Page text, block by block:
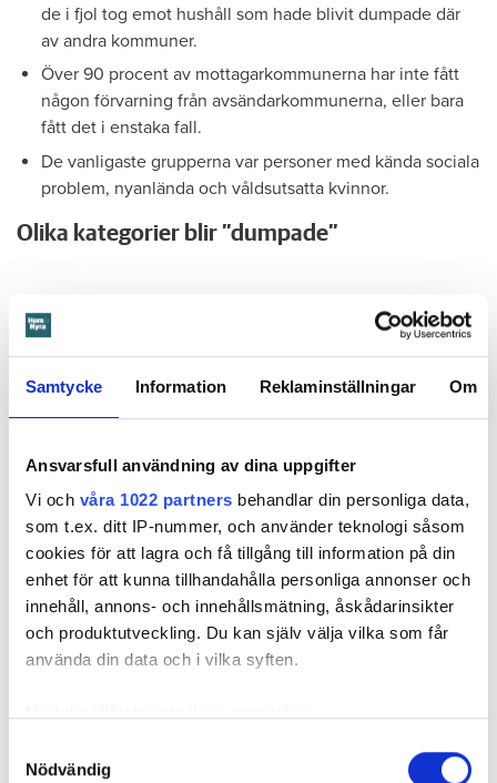
Samtycke Information Reklaminställningar Om
Ansvarsfull användning av dina uppgifter
Vi och våra 1022 partners behandlar din personliga data,
som t.ex. ditt IP-nummer, och använder teknologi såsom
cookies för att lagra och få tillgång till information på din
enhet för att kunna tillhandahålla personliga annonser och
innehåll, annons- och innehållsmätning, åskådarinsikter
och produktutveckling. Du kan själv välja vilka som får
använda din data och i vilka syften.
som kan ha en noggrannhet på upp till flera meter
Nödvändig
de i fjol tog emot hushåll som hade blivit dumpade där
av andra kommuner.
Över 90 procent av mottagarkommunerna har inte fått
någon förvarning från avsändarkommunerna, eller bara
fått det i enstaka fall.
De vanligaste grupperna var personer med kända sociala
­problem, nyanlända och vålds­utsatta kvinnor.
Olika kategorier blir ”dumpade”
Under sommaren och hösten flyttade över 50 flykting­
familjer dit från Stockholmsområdet. Utan förvarning ­skulle
drygt 100 nya barn ha plats i skolor och förskolor.
Föräldrarna behövde svenskundervisning och annat stöd.
– Flera av dem sa att de fått höra att om de inte tog bostad
här så skulle de hamna på gatan. Då har man inget val,
säger Åsa Danielsson, chef för ­individ- och familjeomsorgen
i Sandviken.
Till Åmål kom 15 nya familjer genom social dumpning under
andra halv­året i fjol, enligt socialtjänsten. ­Kostnaderna för